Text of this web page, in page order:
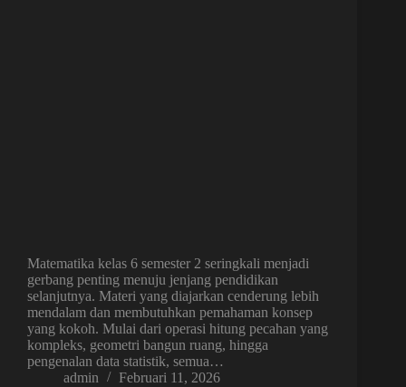
Matematika kelas 6 semester 2 seringkali menjadi
gerbang penting menuju jenjang pendidikan
selanjutnya. Materi yang diajarkan cenderung lebih
mendalam dan membutuhkan pemahaman konsep
yang kokoh. Mulai dari operasi hitung pecahan yang
kompleks, geometri bangun ruang, hingga
pengenalan data statistik, semua…
admin
Februari 11, 2026